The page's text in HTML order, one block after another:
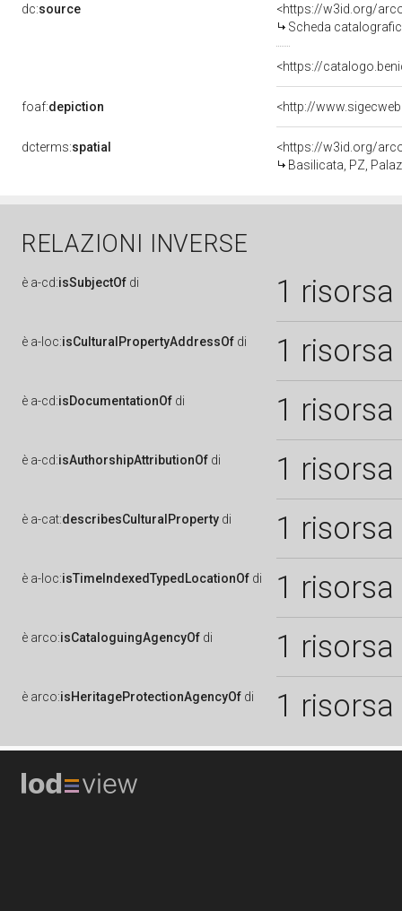
dc:source
<https://w3id.org/
Scheda
<https://
foaf:depiction <http://
dcterms:spatial
<https://w3id.org/
Basilicata, PZ,
RELAZIONI INVERSE
è a-cd:isSubjectOf di 1 risorsa
è a-loc:isCulturalPropertyAddressOf di 1 risorsa
è a-cd:isDocumentationOf di 1 risorsa
è a-cd:isAuthorshipAttributionOf di 1 risorsa
è a-cat:describesCulturalProperty di 1 risorsa
è a-loc:isTimeIndexedTypedLocationOf di 1 risorsa
è arco:isCataloguingAgencyOf di 1 risorsa
è arco:isHeritageProtectionAgencyOf di 1 risorsa